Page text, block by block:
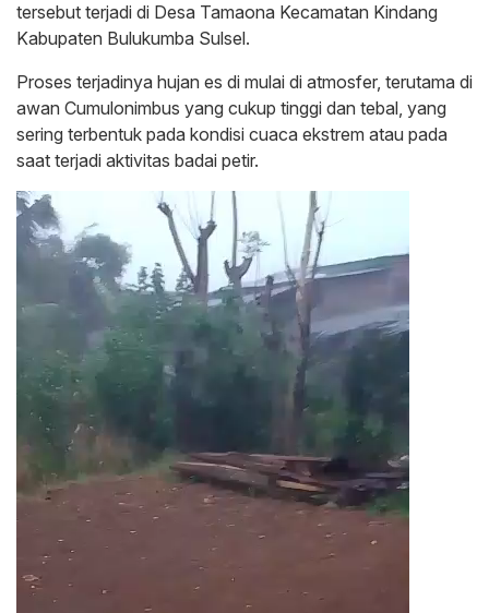
tersebut terjadi di Desa Tamaona Kecamatan Kindang
Kabupaten Bulukumba Sulsel.
Proses terjadinya hujan es di mulai di atmosfer, terutama di
awan Cumulonimbus yang cukup tinggi dan tebal, yang
sering terbentuk pada kondisi cuaca ekstrem atau pada
saat terjadi aktivitas badai petir.